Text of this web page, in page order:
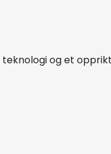
og et